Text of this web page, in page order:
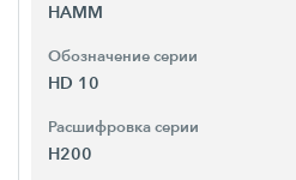
HAMM
Обозначение серии
HD 10
Расшифровка серии
H200